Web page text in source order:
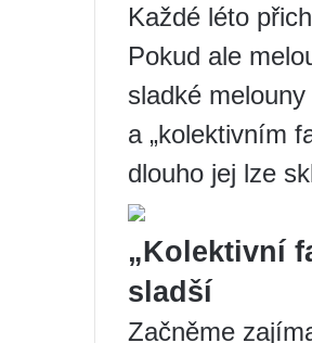
Každé léto
Pokud ale
sladké
a „kolektivním
dlouho jej lze
„Kolektivní
sladší
Začněme